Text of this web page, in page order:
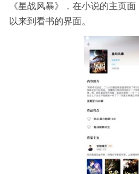
《星战风暴》，在小说的主页
以来到看书的界面。